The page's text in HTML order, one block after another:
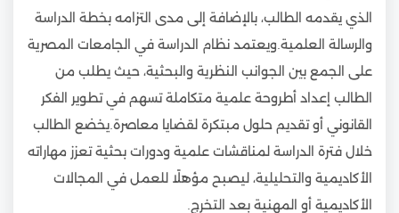
الذي يقدمه الطالب، بالإضافة إلى مدى التزامه بخطة الدراسة
والرسالة العلمية.ويعتمد نظام الدراسة في الجامعات المصرية
على الجمع بين الجوانب النظرية والبحثية، حيث يطلب من
الطالب إعداد أطروحة علمية متكاملة تسهم في تطوير الفكر
القانوني أو تقديم حلول مبتكرة لقضايا معاصرة.يخضع الطالب
خلال فترة الدراسة لمناقشات علمية ودورات بحثية تعزز مهاراته
الأكاديمية والتحليلية، ليصبح مؤهلًا للعمل في المجالات
الأكاديمية أو المهنية بعد التخرج.